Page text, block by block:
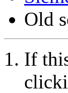
Old
If